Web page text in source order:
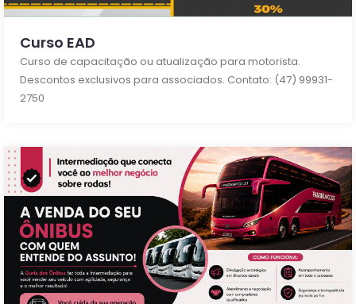
Curso EAD
Curso de capacitação ou atualização para motorista.
Descontos exclusivos para associados. Contato: (47) 99931-
2750